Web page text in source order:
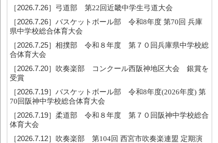
［2026.7.26］ 弓道部 第22回近畿中学生弓道大会
［2026.7.26］バスケットボール部 令和8年度 第70回 兵庫
県中学校総合体育大会
［2026.7.25］相撲部 令和８年度 第７０回兵庫県中学校総
合体育大会
［2026.7.20］ 吹奏楽部 コンクール西阪神地区大会 銀賞を
受賞
［2026.7.19］バスケットボール部 令和8年度(2026年度) 第
70回阪神中学校総合体育大会
［2026.7.19］柔道部 令和８年度 第７０回阪神中学校総合
体育大会
［2026.7.12］ 吹奏楽部 第104回 西宮市吹奏楽連盟 定期演